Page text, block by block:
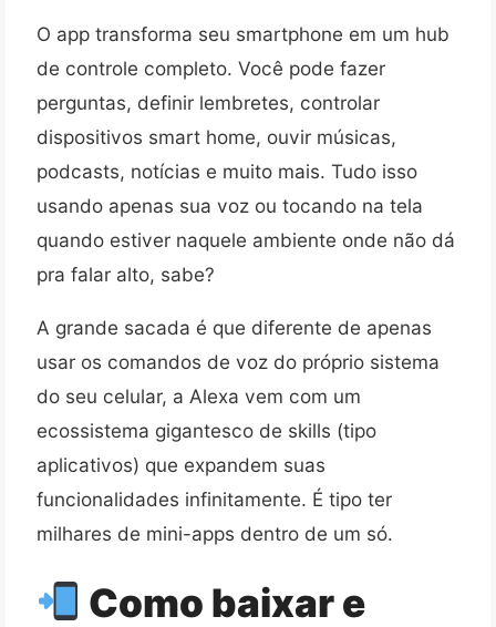
O app transforma seu smartphone em um hub
de controle completo. Você pode fazer
perguntas, definir lembretes, controlar
dispositivos smart home, ouvir músicas,
podcasts, notícias e muito mais. Tudo isso
usando apenas sua voz ou tocando na tela
quando estiver naquele ambiente onde não dá
pra falar alto, sabe?
A grande sacada é que diferente de apenas
usar os comandos de voz do próprio sistema
do seu celular, a Alexa vem com um
ecossistema gigantesco de skills (tipo
aplicativos) que expandem suas
funcionalidades infinitamente. É tipo ter
milhares de mini-apps dentro de um só.
Como baixar e